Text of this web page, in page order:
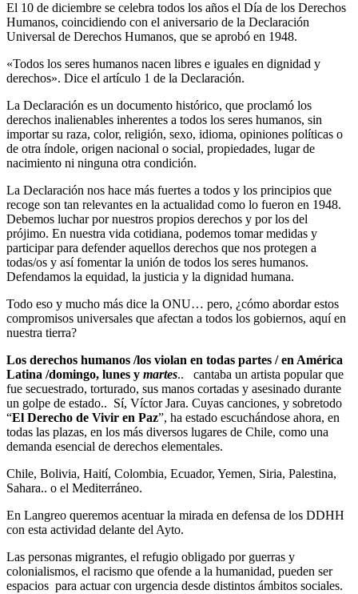
El 10 de diciembre se celebra todos los años el Día de los Derechos
Humanos, coincidiendo con el aniversario de la Declaración
Universal de Derechos Humanos, que se aprobó en 1948.
«Todos los seres humanos nacen libres e iguales en dignidad y
derechos». Dice el artículo 1 de la Declaración.
La Declaración es un documento histórico, que proclamó los
derechos inalienables inherentes a todos los seres humanos, sin
importar su raza, color, religión, sexo, idioma, opiniones políticas o
de otra índole, origen nacional o social, propiedades, lugar de
nacimiento ni ninguna otra condición.
La Declaración nos hace más fuertes a todos y los principios que
recoge son tan relevantes en la actualidad como lo fueron en 1948.
Debemos luchar por nuestros propios derechos y por los del
prójimo. En nuestra vida cotidiana, podemos tomar medidas y
participar para defender aquellos derechos que nos protegen a
todas/os y así fomentar la unión de todos los seres humanos.
Defendamos la equidad, la justicia y la dignidad humana.
Todo eso y mucho más dice la ONU… pero, ¿cómo abordar estos
compromisos universales que afectan a todos los gobiernos, aquí en
nuestra tierra?
Los derechos humanos /los violan en todas partes / en América
Latina /domingo, lunes y martes.. cantaba un artista popular que
fue secuestrado, torturado, sus manos cortadas y asesinado durante
un golpe de estado.. Sí, Víctor Jara. Cuyas canciones, y sobretodo
“El Derecho de Vivir en Paz”, ha estado escuchándose ahora, en
todas las plazas, en los más diversos lugares de Chile, como una
demanda esencial de derechos elementales.
Chile, Bolivia, Haití, Colombia, Ecuador, Yemen, Siria, Palestina,
Sahara.. o el Mediterráneo.
En Langreo queremos acentuar la mirada en defensa de los DDHH
con esta actividad delante del Ayto.
Las personas migrantes, el refugio obligado por guerras y
colonialismos, el racismo que ofende a la humanidad, pueden ser
espacios para actuar con urgencia desde distintos ámbitos sociales.